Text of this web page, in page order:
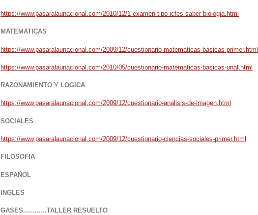
https://www.pasaralaunacional.com/2010/12/1-examen-tipo-icfes-saber-biologia.html
MATEMATICAS
https://www.pasaralaunacional.com/2009/12/cuestionario-matematicas-basicas-primer.html
https://www.pasaralaunacional.com/2010/05/cuestionario-matematicas-basicas-unal.html
RAZONAMIENTO Y LOGICA
https://www.pasaralaunacional.com/2009/12/cuestionario-analisis-de-imagen.html
SOCIALES
https://www.pasaralaunacional.com/2009/12/cuestionario-ciencias-sociales-primer.html
FILOSOFIA
ESPAÑOL
INGLES
GASES............TALLER RESUELTO